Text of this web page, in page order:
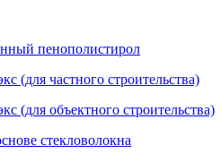
пенополистирол
(для частного строительства)
(для объектного строительства)
стекловолокна